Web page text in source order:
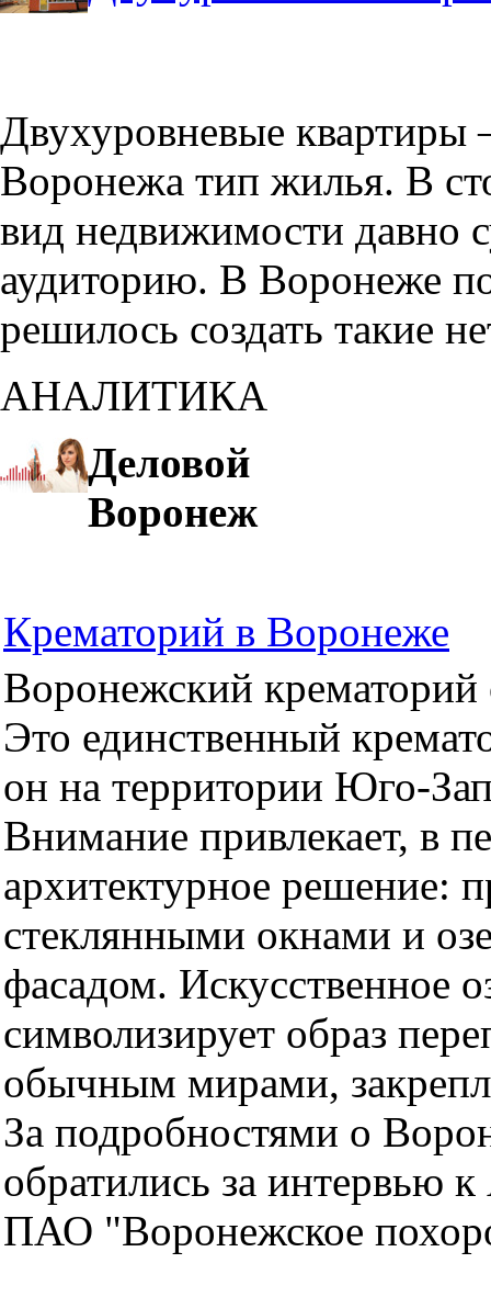
Двухуровневые квартиры
Воронежа тип жилья. В
вид недвижимости давно
аудиторию. В Воронеже
решилось создать такие
АНАЛИТИКА
Деловой
Воронеж
Крематорий в Воронеже
Воронежский крематорий
Это единственный
он на территории Юго-
Внимание привлекает, в
архитектурное решение:
стеклянными окнами и
фасадом. Искусственное
символизирует образ
обычным мирами,
За подробностями о
обратились за интервью
ПАО "Воронежское